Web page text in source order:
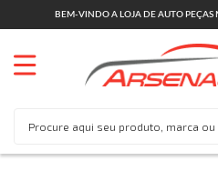
BEM-VINDO A LOJA DE AUTO PEÇAS